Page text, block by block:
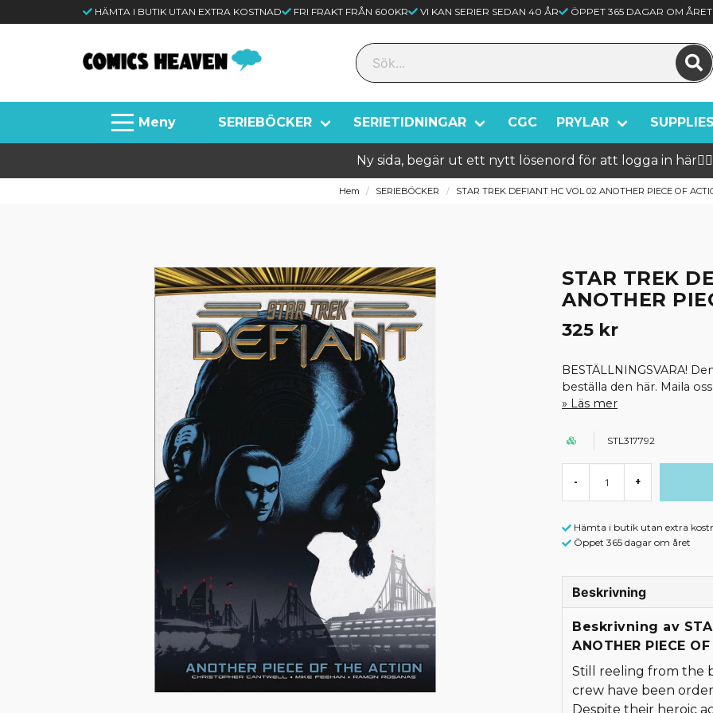
HÄMTA I BUTIK UTAN EXTRA KOSTNAD FRI FRAKT FRÅN 600KR VI KAN SERIER SEDAN 40 ÅR ÖPPET 365 DAGAR OM ÅRET
SERIEBÖCKER SERIETIDNINGAR CGC PRYLAR
Ny sida, begär ut ett nytt lösenord för att logga in här🦸‍♂️
Hem SERIEBÖCKER STAR TREK DEFIANT HC VOL 02 ANOTHER PIECE OF
STAR TREK
ANOTHER
325 kr
BESTÄLLNINGSVARA!
beställa den här. Maila
Läs mer
STL317792
- +
Hämta i butik utan extra
Öppet 365 dagar om året
Beskrivning
Beskrivning av
ANOTHER PIECE
Still reeling from the
crew have been
Despite their heroic